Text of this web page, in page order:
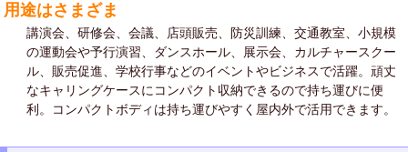
用途はさまざま
講演会、研修会、会議、店頭販売、防災訓練、交通教室、小規模
の運動会や予行演習、ダンスホール、展示会、カルチャースクー
ル、販売促進、学校行事などのイベントやビジネスで活躍。頑丈
なキャリングケースにコンパクト収納できるので持ち運びに便
利。コンパクトボディは持ち運びやすく屋内外で活用できます。